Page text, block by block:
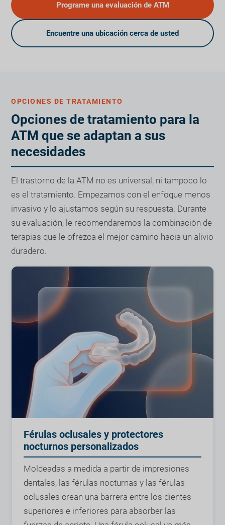
Programe una evaluación de ATM
Encuentre una ubicación cerca de usted
OPCIONES DE TRATAMIENTO
Opciones de tratamiento para la
ATM que se adaptan a sus
necesidades
El trastorno de la ATM no es universal, ni tampoco lo
es el tratamiento. Empezamos con el enfoque menos
invasivo y lo ajustamos según su respuesta. Durante
su evaluación, le recomendaremos la combinación de
terapias que le ofrezca el mejor camino hacia un alivio
duradero.
Férulas oclusales y protectores
nocturnos personalizados
Moldeadas a medida a partir de impresiones
dentales, las férulas nocturnas y las férulas
oclusales crean una barrera entre los dientes
superiores e inferiores para absorber las